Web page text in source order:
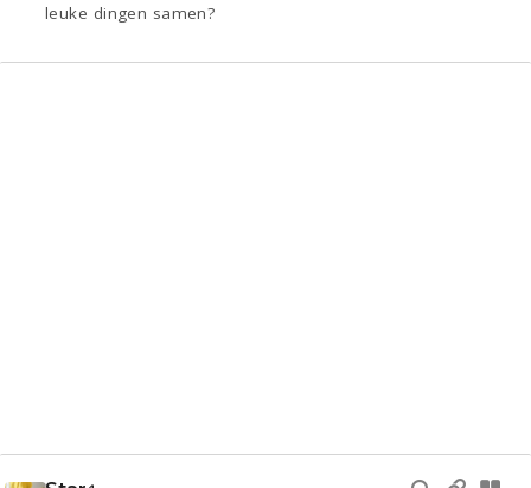
leuke dingen samen?